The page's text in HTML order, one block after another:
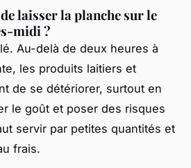
laisser la planche sur le
midi ?
Au-delà de deux heures à
les produits laitiers et
de se détériorer, surtout en
le goût et poser des risques
servir par petites quantités et
frais.